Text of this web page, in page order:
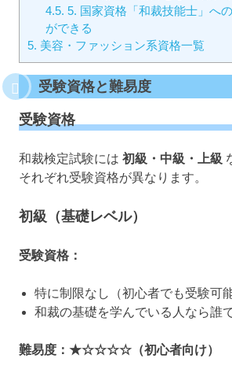
4.5. 5. 国家資格「和裁技能士」へ
ができる
5. 美容・ファッション系資格一覧
受験資格と難易度
受験資格
和裁検定試験には 初級・中級・上級
それぞれ受験資格が異なります。
初級（基礎レベル）
受験資格：
特に制限なし（初心者でも受験可能
和裁の基礎を学んでいる人なら誰
難易度：★☆☆☆☆（初心者向け）